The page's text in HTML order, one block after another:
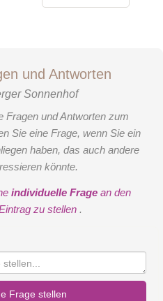
und Antworten
Sonnenhof
Fragen und Antworten zum
Sie eine Frage, wenn Sie ein
haben, das auch andere
könnte.
individuelle Frage an den
zu stellen .
Frage stellen